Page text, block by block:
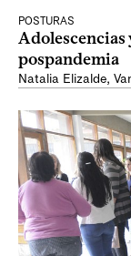
POSTURAS
Adolescencias
pospandemia
Natalia Elizalde,